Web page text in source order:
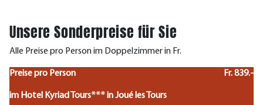
Unsere Sonderpreise für Sie
Alle Preise pro Person im Doppelzimmer in Fr.
Preise pro Person Fr. 839.-
im Hotel Kyriad Tours*** in Joué les Tours